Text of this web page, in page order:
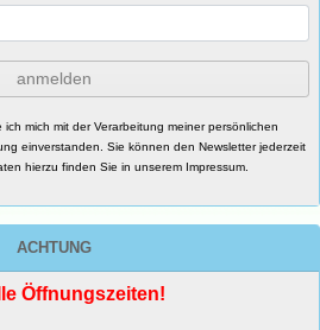
anmelden
mich mit der Verarbeitung meiner persönlichen
einverstanden. Sie können den Newsletter jederzeit
hierzu finden Sie in unserem Impressum.
ACHTUNG
Öffnungszeiten!